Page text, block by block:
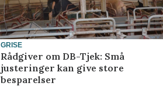
GRISE
Rådgiver om DB-Tjek: Små
justeringer kan give store
besparelser